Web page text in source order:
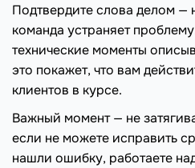
Подтвердите слова делом —
команда устраняет
технические моменты
это покажет, что вам
клиентов в курсе.
Важный момент — не
если не можете исправить
нашли ошибку, работаете